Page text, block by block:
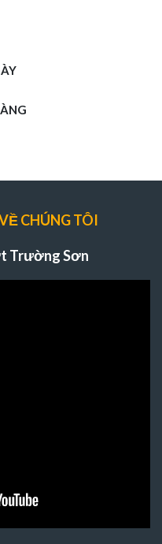
CHÚNG TÔI
Trường Sơn